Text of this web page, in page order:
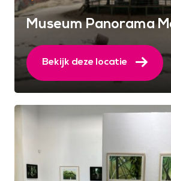
Museum Panorama
Bekijk deze locatie